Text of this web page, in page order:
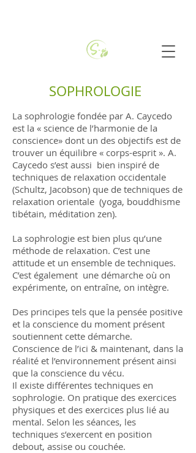
SOPHROLOGIE
La sophrologie fondée par A. Caycedo
est la « science de l’harmonie de la
conscience» dont un des objectifs est de
trouver un équilibre « corps-esprit ». A.
Caycedo s’est aussi bien inspiré de
techniques de relaxation occidentale
(Schultz, Jacobson) que de techniques de
relaxation orientale (yoga, bouddhisme
tibétain, méditation zen).
La sophrologie est bien plus qu’une
méthode de relaxation. C’est une
attitude et un ensemble de techniques.
C’est également une démarche où on
expérimente, on entraîne, on intègre.
Des principes tels que la pensée positive
et la conscience du moment présent
soutiennent cette démarche.
Conscience de l’ici & maintenant, dans la
réalité et l’environnement présent ainsi
que la conscience du vécu.
Il existe différentes techniques en
sophrologie. On pratique des exercices
physiques et des exercices plus lié au
mental. Selon les séances, les
techniques s’exercent en position
debout, assise ou couchée.